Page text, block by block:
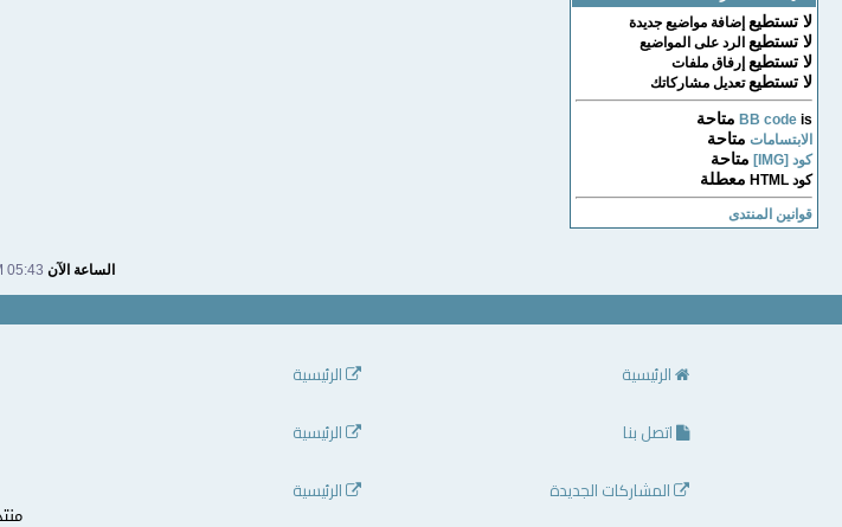
لا تستطيع إضافة مواضيع جديدة
لا تستطيع الرد على المواضيع
لا تستطيع إرفاق ملفات
لا تستطيع تعديل مشاركاتك
BB code is متاحة
الابتسامات متاحة
كود [IMG] متاحة
كود HTML معطلة
قوانين المنتدى
الساعة الآن 05:43 AM
الرئيسية
اتصل بنا
المشاركات الجديدة
الرئيسية
الرئيسية
الرئيسية